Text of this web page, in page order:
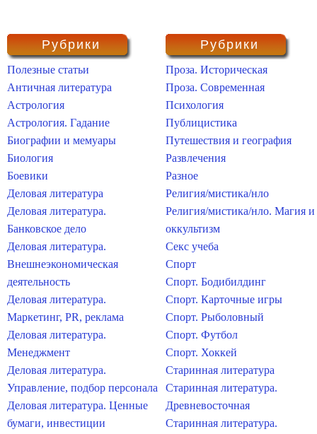
Рубрики
Полезные статьи
Античная литература
Астрология
Астрология. Гадание
Биографии и мемуары
Биология
Боевики
Деловая литература
Деловая литература.
Банковское дело
Деловая литература.
Внешнеэкономическая
деятельность
Деловая литература.
Маркетинг, PR, реклама
Деловая литература.
Менеджмент
Деловая литература.
Управление, подбор персонала
Деловая литература. Ценные
бумаги, инвестиции
Рубрики
Проза. Историческая
Проза. Современная
Психология
Публицистика
Путешествия и география
Развлечения
Разное
Религия/мистика/нло
Религия/мистика/нло. Магия и
оккультизм
Секс учеба
Спорт
Спорт. Бодибилдинг
Спорт. Карточные игры
Спорт. Рыболовный
Спорт. Футбол
Спорт. Хоккей
Старинная литература
Старинная литература.
Древневосточная
Старинная литература.